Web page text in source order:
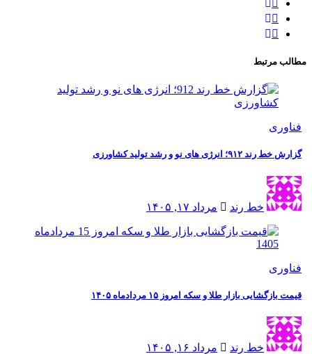
های نو و رشد تولید کشاورزی
خط رند مرداد ۱۷, ۱۴۰۵
بازار طلا و سکه امروز ۱۵ مردادماه ۱۴۰۵
خط رند مرداد ۱۶, ۱۴۰۵